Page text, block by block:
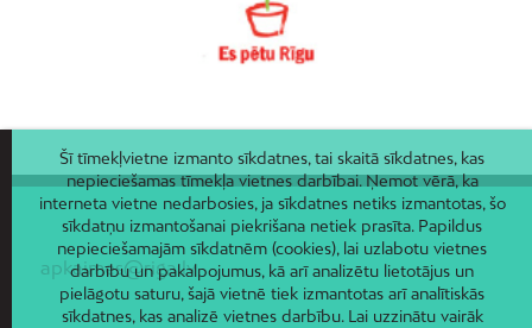
apkaimes@riga.lv
Šī tīmekļvietne izmanto sīkdatnes, tai skaitā sīkdatnes, kas
nepieciešamas tīmekļa vietnes darbībai. Ņemot vērā, ka
interneta vietne nedarbosies, ja sīkdatnes netiks izmantotas, šo
sīkdatņu izmantošanai piekrišana netiek prasīta. Papildus
nepieciešamajām sīkdatnēm (cookies), lai uzlabotu vietnes
darbību un pakalpojumus, kā arī analizētu lietotājus un
pielāgotu saturu, šajā vietnē tiek izmantotas arī analītiskās
sīkdatnes, kas analizē vietnes darbību. Lai uzzinātu vairāk